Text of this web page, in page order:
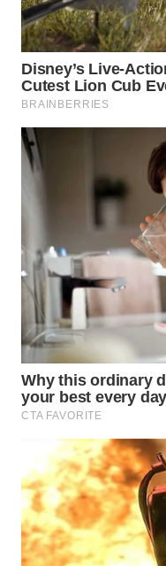
WN
LABUANBAJO
WN
BORNEO
Wahana
Media
Group
WAHANA
TANI
WAHANA
ADVOKAT
WAHANA
WAHANA
KONSUMEN
WAHANA
LISTRIK